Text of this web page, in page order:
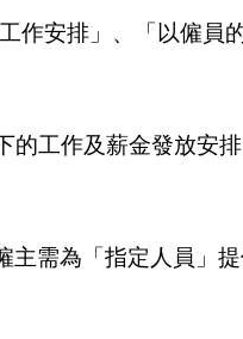
安排」、「以僱員
工作及薪金發放安
需為「指定人員」